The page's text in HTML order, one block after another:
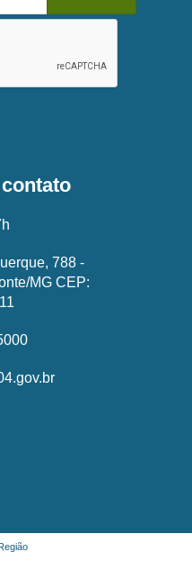
788 -
MG CEP: